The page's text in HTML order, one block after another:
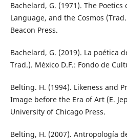
Bachelard, G. (1971). The
Language, and the Cosmos
Beacon Press.
Bachelard, G. (2019). La poética
Trad.). México D.F.: Fondo de
Belting. H. (1994). Likeness and
Image before the Era of Art (E.
University of Chicago Press.
Belting, H. (2007). Antropología